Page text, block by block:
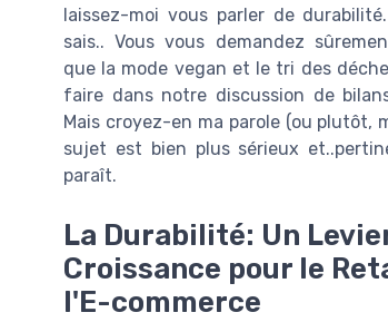
laissez-moi vous parler de
sais.. Vous vous demandez
que la mode vegan et le tri des
faire dans notre discussion de
Mais croyez-en ma parole (ou plutôt,
sujet est bien plus sérieux
paraît.
La Durabilité: Un
Croissance pour le
l'E-commerce